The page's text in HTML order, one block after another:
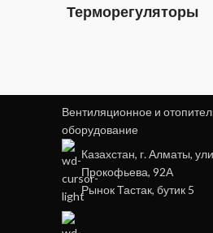
Терморегуляторы
Вентиляционное и
оборудование
Казахстан, г. Алматы,
Прокофьева, 92А
Рынок Тастак, бутик 5